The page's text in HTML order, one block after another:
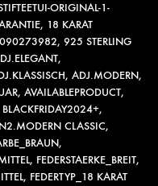
ORIGINAL-1-
, 18 KARAT
, 925 STERLING
,
, ADJ.MODERN,
, AVAILABLEPRODUCT,
BLACKFRIDAY2024+,
CLASSIC,
,
, FEDERSTAERKE_BREIT,
, FEDERTYP_18 KARAT